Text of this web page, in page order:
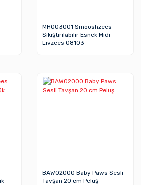
MH003001 Smooshzees
Sıkıştırılabilir Esnek Midi
Livzees 08103
BAW02000 Baby Paws Sesli
Tavşan 20 cm Peluş